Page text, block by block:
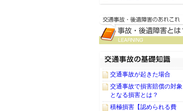
交通事故が起きた場合
交通事故で損害賠償の対象
となる損害とは？
積極損害【認められる費